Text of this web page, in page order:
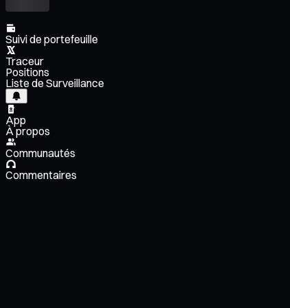
Suivi de portefeuille
Traceur
Positions
Liste de Surveillance
App
À propos
Communautés
Commentaires